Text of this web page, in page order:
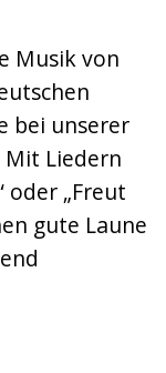
Musik von
bei unserer
Liedern
oder „Freut
gute Laune